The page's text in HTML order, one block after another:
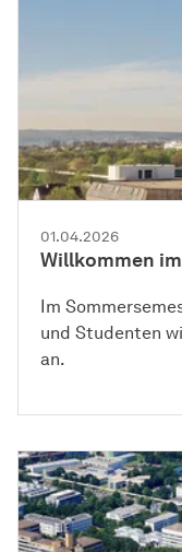
01.04.2026
Willkommen
Im
und Studenten
an.